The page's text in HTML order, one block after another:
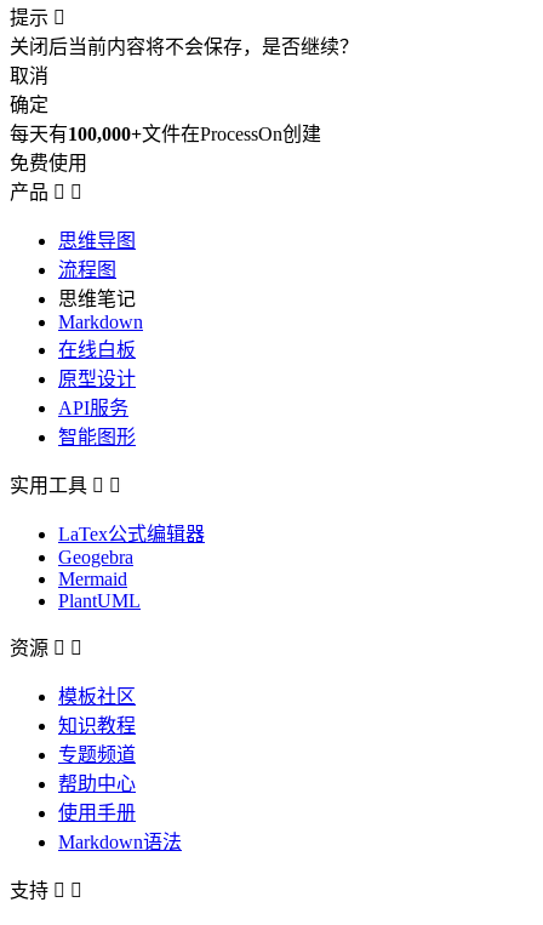
提示 
关闭后当前内容将不会保存，是否继续？
取消
确定
每天有100,000+文件在ProcessOn创建
免费使用
产品  
思维导图
流程图
思维笔记
Markdown
在线白板
原型设计
API服务
智能图形
实用工具  
LaTex公式编辑器
Geogebra
Mermaid
PlantUML
资源  
模板社区
知识教程
专题频道
帮助中心
使用手册
Markdown语法
支持  